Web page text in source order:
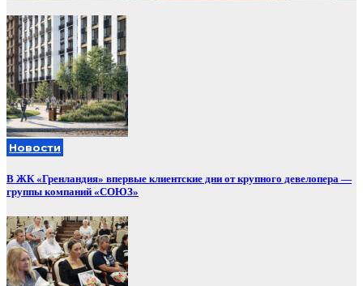
Новости
В ЖК «Гренландия» впервые клиентские дни от крупного девелопера —
группы компаний «СОЮЗ»